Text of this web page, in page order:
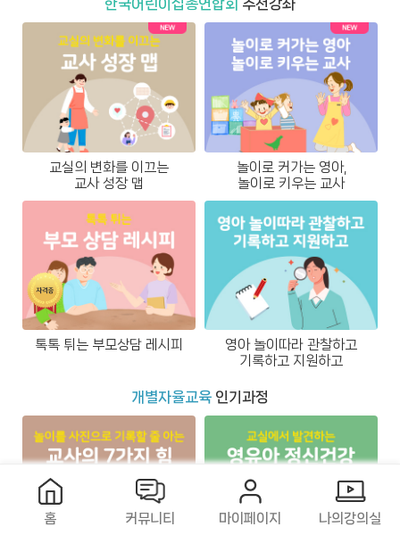
한국어린이집총연합회 추천강좌
교실의 변화를 이끄는
교사 성장 맵
놀이로 커가는 영아,
놀이로 키우는 교사
톡톡 튀는 부모상담 레시피
영아 놀이따라 관찰하고
기록하고 지원하고
개별자율교육 인기과정
홈 커뮤니티 마이페이지 나의강의실